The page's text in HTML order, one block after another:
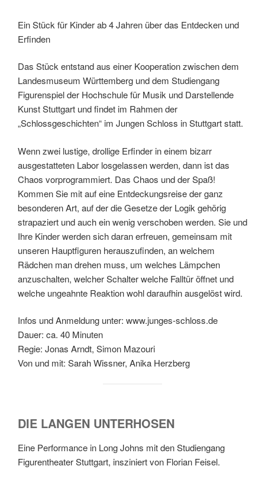
Ein Stück für Kinder ab 4 Jahren über das Entdecken und
Erfinden
Das Stück entstand aus einer Kooperation zwischen dem
Landesmuseum Württemberg und dem Studiengang
Figurenspiel der Hochschule für Musik und Darstellende
Kunst Stuttgart und findet im Rahmen der
„Schlossgeschichten“ im Jungen Schloss in Stuttgart statt.
Wenn zwei lustige, drollige Erfinder in einem bizarr
ausgestatteten Labor losgelassen werden, dann ist das
Chaos vorprogrammiert. Das Chaos und der Spaß!
Kommen Sie mit auf eine Entdeckungsreise der ganz
besonderen Art, auf der die Gesetze der Logik gehörig
strapaziert und auch ein wenig verschoben werden. Sie und
Ihre Kinder werden sich daran erfreuen, gemeinsam mit
unseren Hauptfiguren herauszufinden, an welchem
Rädchen man drehen muss, um welches Lämpchen
anzuschalten, welcher Schalter welche Falltür öffnet und
welche ungeahnte Reaktion wohl daraufhin ausgelöst wird.
Infos und Anmeldung unter: www.junges-schloss.de
Dauer: ca. 40 Minuten
Regie: Jonas Arndt, Simon Mazouri
Von und mit: Sarah Wissner, Anika Herzberg
DIE LANGEN UNTERHOSEN
Eine Performance in Long Johns mit den Studiengang
Figurentheater Stuttgart, insziniert von Florian Feisel.